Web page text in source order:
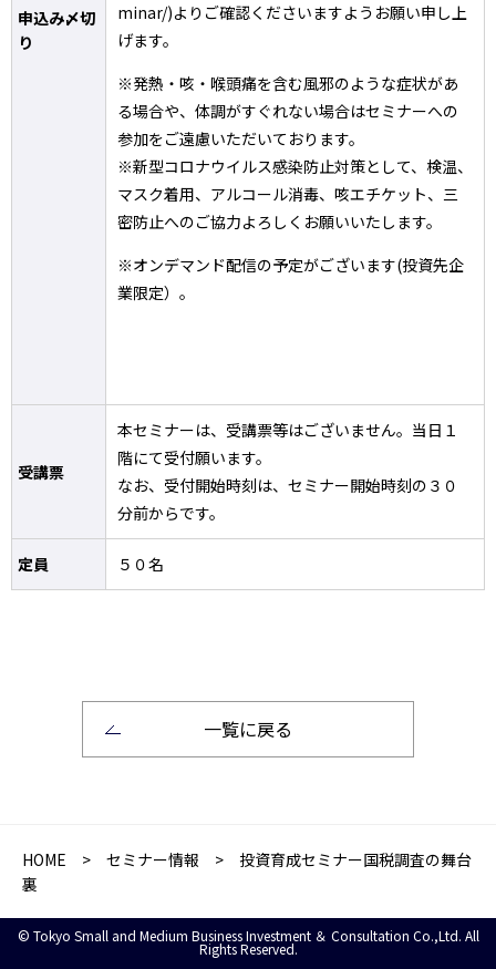
申込み〆切
り
minar/)よりご確認くださいますようお願い申し上
げます。
※発熱・咳・喉頭痛を含む風邪のような症状があ
る場合や、体調がすぐれない場合はセミナーへの
参加をご遠慮いただいております。
※新型コロナウイルス感染防止対策として、検温、
マスク着用、アルコール消毒、咳エチケット、三
密防止へのご協力よろしくお願いいたします。
※オンデマンド配信の予定がございます(投資先企
業限定）。
受講票
本セミナーは、受講票等はございません。当日１
階にて受付願います。
なお、受付開始時刻は、セミナー開始時刻の３０
分前からです。
定員 ５０名
一覧に戻る
HOME > セミナー情報 > 投資育成セミナー国税調査の舞台
裏
© Tokyo Small and Medium Business Investment ＆ Consultation Co.,Ltd. All
Rights Reserved.